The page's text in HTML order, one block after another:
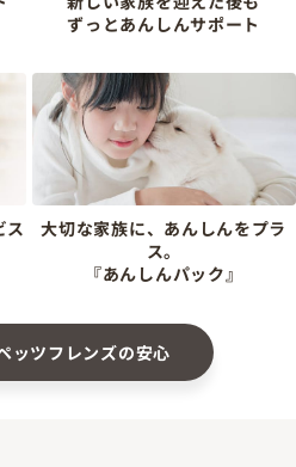
ずっとあんしんサポート
ス
大切な家族に、あんしんをプラ
ス。
『あんしんパック』
ッツフレンズの安心